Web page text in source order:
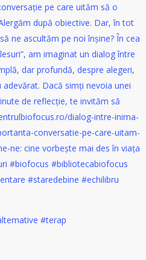
#terap